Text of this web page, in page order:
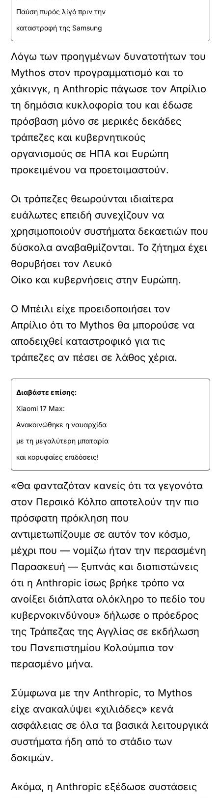
Παύση πυρός λίγό πριν την
καταστροφή της Samsung
Λόγω των προηγμένων δυνατοτήτων του
Mythos στον προγραμματισμό και το
χάκινγκ, η Anthropic πάγωσε τον Απρίλιο
τη δημόσια κυκλοφορία του και έδωσε
πρόσβαση μόνο σε μερικές δεκάδες
τράπεζες και κυβερνητικούς
οργανισμούς σε ΗΠΑ και Ευρώπη
προκειμένου να προετοιμαστούν.
Οι τράπεζες θεωρούνται ιδιαίτερα
ευάλωτες επειδή συνεχίζουν να
χρησιμοποιούν συστήματα δεκαετιών που
δύσκολα αναβαθμίζονται. Το ζήτημα έχει
θορυβήσει τον Λευκό
Οίκο και κυβερνήσεις στην Ευρώπη.
Ο Μπέιλι είχε προειδοποιήσει τον
Απρίλιο ότι το Mythos θα μπορούσε να
αποδειχθεί καταστροφικό για τις
τράπεζες αν πέσει σε λάθος χέρια.
Διαβάστε επίσης:
Xiaomi 17 Max:
Ανακοινώθηκε η ναυαρχίδα
με τη μεγαλύτερη μπαταρία
και κορυφαίες επιδόσεις!
«Θα φανταζόταν κανείς ότι τα γεγονότα
στον Περσικό Κόλπο αποτελούν την πιο
πρόσφατη πρόκληση που
αντιμετωπίζουμε σε αυτόν τον κόσμο,
μέχρι που — νομίζω ήταν την περασμένη
Παρασκευή — ξυπνάς και διαπιστώνεις
ότι η Anthropic ίσως βρήκε τρόπο να
ανοίξει διάπλατα ολόκληρο το πεδίο του
κυβερνοκινδύνου» δήλωσε ο πρόεδρος
της Τράπεζας της Αγγλίας σε εκδήλωση
του Πανεπιστημίου Κολούμπια τον
περασμένο μήνα.
Σύμφωνα με την Anthropic, το Mythos
είχε ανακαλύψει «χιλιάδες» κενά
ασφάλειας σε όλα τα βασικά λειτουργικά
συστήματα ήδη από το στάδιο των
δοκιμών.
Ακόμα, η Anthropic εξέδωσε συστάσεις